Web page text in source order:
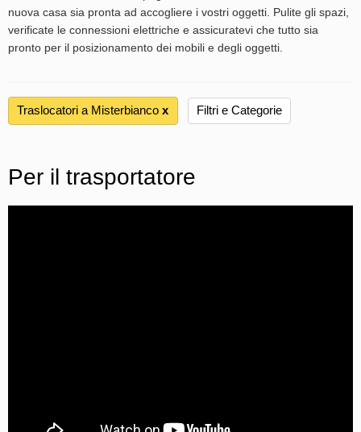
nuova casa sia pronta ad accogliere i vostri oggetti. Pulite gli spazi,
verificate le connessioni elettriche e assicuratevi che tutto sia
pronto per il posizionamento dei mobili e degli oggetti.
Traslocatori a Misterbianco х Filtri e Categorie
Per il trasportatore